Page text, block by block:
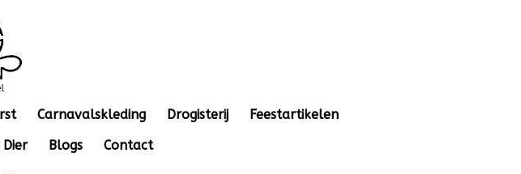
Carnavalskleding Drogisterij
Feestartikelen
Dier Blogs Contact